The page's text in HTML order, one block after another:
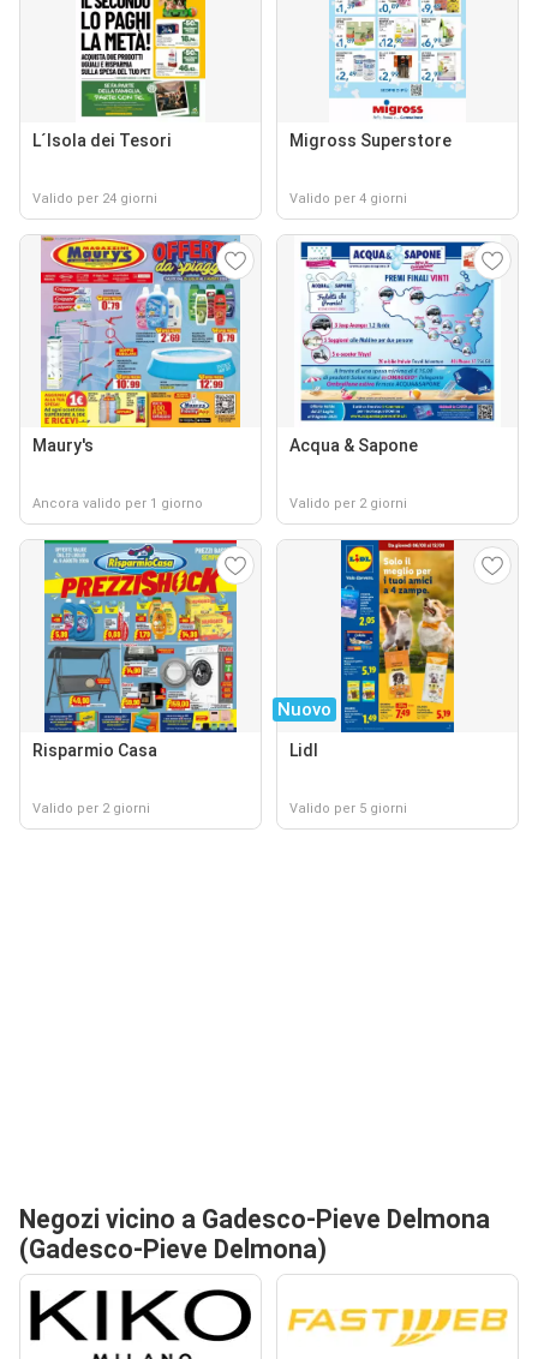
L´Isola dei Tesori
Valido per 24 giorni
Migross Superstore
Valido per 4 giorni
Maury's
Ancora valido per 1 giorno
Acqua & Sapone
Valido per 2 giorni
Risparmio Casa
Valido per 2 giorni
Nuovo
Lidl
Valido per 5 giorni
Negozi vicino a Gadesco-Pieve Delmona
(Gadesco-Pieve Delmona)